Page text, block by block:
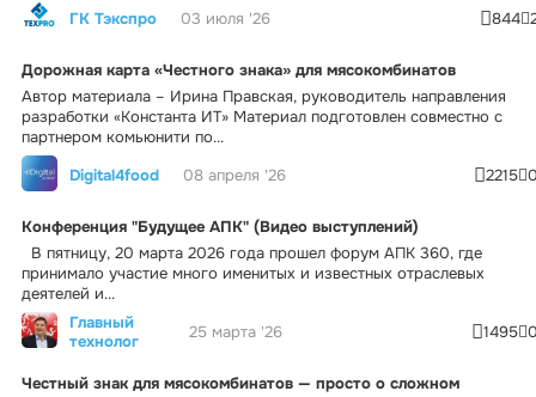
ГК Тэкспро
03 июля '26 844
Дорожная карта «Честного знака» для мясокомбинатов
Автор материала – Ирина Правская, руководитель направления
разработки «Константа ИТ» Материал подготовлен совместно с
партнером комьюнити по...
Digital4food
08 апреля '26 2215
Конференция "Будущее АПК" (Видео выступлений)
В пятницу, 20 марта 2026 года прошел форум АПК 360, где
принимало участие много именитых и известных отраслевых
деятелей и...
Главный
технолог
25 марта '26 1495
Честный знак для мясокомбинатов — просто о сложном